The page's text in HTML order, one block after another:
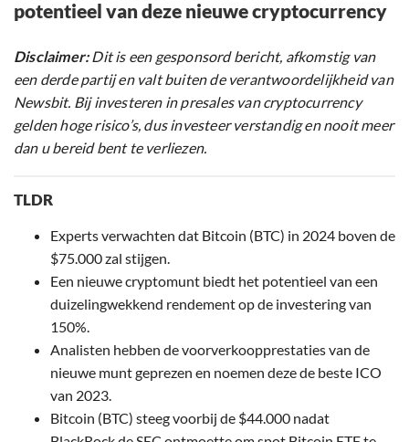
potentieel van deze nieuwe cryptocurrency
Disclaimer:Dit is een gesponsord bericht, afkomstig van
een derde partij en valt buiten de verantwoordelijkheid van
Newsbit. Bij investeren in presales van cryptocurrency
gelden hoge risico’s, dus investeer verstandig en nooit meer
dan u bereid bent te verliezen.
TLDR
Experts verwachten dat Bitcoin (BTC) in 2024 boven de
$75.000 zal stijgen.
Een nieuwe cryptomunt biedt het potentieel van een
duizelingwekkend rendement op de investering van
150%.
Analisten hebben de voorverkoopprestaties van de
nieuwe munt geprezen en noemen deze de beste ICO
van 2023.
Bitcoin (BTC) steeg voorbij de $44.000 nadat